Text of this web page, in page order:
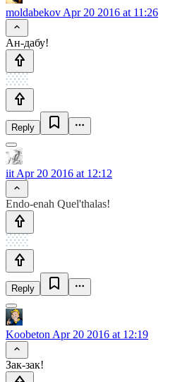
moldabekov Apr 20 2016 at 11:26
Ан-дабу!
Reply
iit Apr 20 2016 at 12:12
Endo-enah Quel'thalas!
Reply
Koobeton Apr 20 2016 at 12:19
Зак-зак!